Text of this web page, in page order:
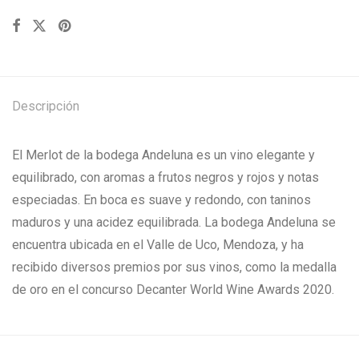
Descripción
El Merlot de la bodega Andeluna es un vino elegante y
equilibrado, con aromas a frutos negros y rojos y notas
especiadas. En boca es suave y redondo, con taninos
maduros y una acidez equilibrada. La bodega Andeluna se
encuentra ubicada en el Valle de Uco, Mendoza, y ha
recibido diversos premios por sus vinos, como la medalla
de oro en el concurso Decanter World Wine Awards 2020.